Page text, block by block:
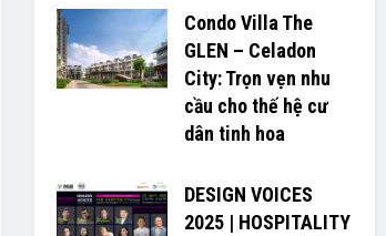
Condo Villa The
GLEN – Celadon
City: Trọn vẹn nhu
cầu cho thế hệ cư
dân tinh hoa
DESIGN VOICES
2025 | HOSPITALITY